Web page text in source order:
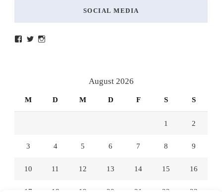
SOCIAL MEDIA
ProfilProfil
August 2026
M D M D F S S
1 2
3 4 5 6 7 8 9
10 11 12 13 14 15 16